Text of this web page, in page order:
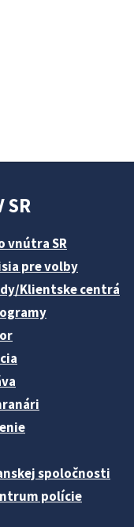
SR
vnútra SR
pre volby
Klientske centrá
spoločnosti
polície